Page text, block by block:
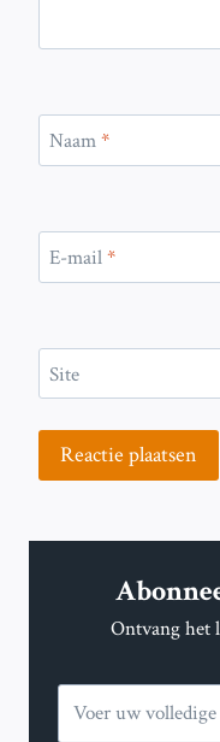
Naam*
E-mail*
Site
Ontvang het